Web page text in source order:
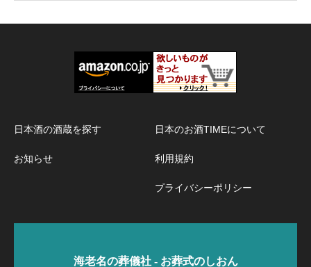
日本酒の酒蔵を探す
お知らせ
日本のお酒TIMEについて
利用規約
プライバシーポリシー
海老名の葬儀社 - お葬式のしおん